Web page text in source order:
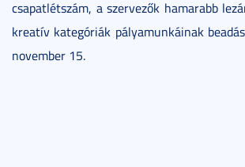
csapatlétszám, a szervezők hamarabb
kreatív kategóriák pályamunkáinak
november 15.